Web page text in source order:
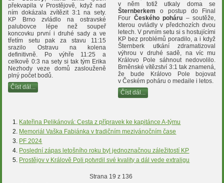
překvapila v Prostějově, když nad
ním dokázala zvítězit 3:1 na sety.
KP Brno zvládlo na ostravské
palubovce lépe než soupeř
koncovku první i druhé sady a ve
třetím setu pak za stavu 11:15
srazilo Ostravu na kolena
definitivně. Po výhře 11:25 a
celkově 0:3 na sety si tak tým Erika
Nezhody veze domů zaslouženě
plný počet bodů.
Číst dál...
v něm totiž utkaly doma se
Šternberkem o postup do Final
Four Českého poháru – soutěže,
kterou ovládly v předchozích dvou
letech. V prvním setu si s hostujícími
KP bez problémů poradilo, a i když
Šternberk utkání zdramatizoval
výhrou v druhé sadě, na víc mu
Královo Pole sáhnout nedovolilo.
Brněnské vítězství 3:1 tak znamená,
že bude Královo Pole bojovat
v Českém poháru o medaile i letos.
Číst dál...
Kateřina Pelikánová: Cesta z přípravek ke kapitánce A-týmu
Memoriál Vaška Fabiánka v tradičním mezivánočním čase
PF 2024
Poslední zápas letošního roku byl jednoznačnou záležitostí KP
Prostějov v Králově Poli potvrdil své kvality a dál vede extraligu
Strana 19 z 136